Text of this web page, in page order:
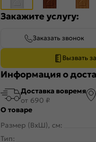
Закажите услугу:
Заказать звонок
Вызвать
Информация о
Доставка вовремя
от 690 ₽
О товаре
Размер (ВхШ), см:
Тип: